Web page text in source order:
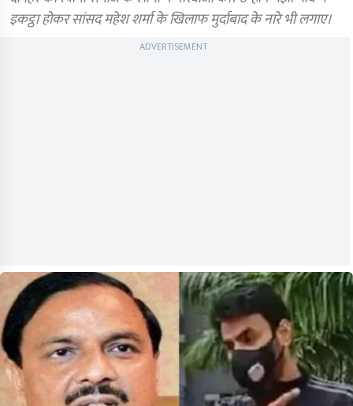
इकट्ठा होकर सांसद महेश शर्मा के खिलाफ मुर्दाबाद के नारे भी लगाए।
ADVERTISEMENT